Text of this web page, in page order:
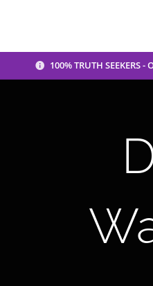
100% TRUTH SEEKERS -